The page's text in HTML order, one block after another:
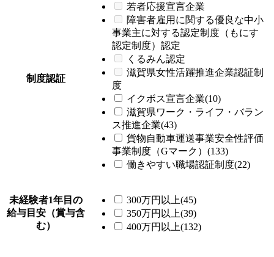
制度認証
若者応援宣言企業
障害者雇用に関する優良な中小
事業主に対する認定制度（もにす
認定制度）認定
くるみん認定
滋賀県女性活躍推進企業認証制
度
イクボス宣言企業(10)
滋賀県ワーク・ライフ・バラン
ス推進企業(43)
貨物自動車運送事業安全性評価
事業制度（Gマーク）(133)
働きやすい職場認証制度(22)
未経験者1年目の
給与目安（賞与含
む）
300万円以上(45)
350万円以上(39)
400万円以上(132)